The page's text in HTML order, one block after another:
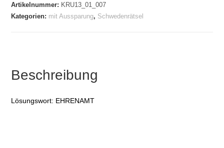
Artikelnummer: KRU13_01_007
Kategorien: mit Aussparung, Schwedenrätsel
Beschreibung
Lösungswort: EHRENAMT